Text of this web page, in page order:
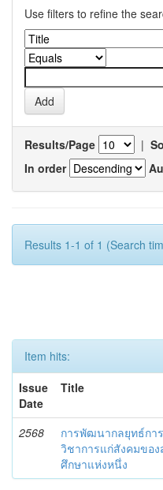
Use filters to refine the
Results/Page |
In order
Results 1-1 of 1 (Search
Item hits:
Issue
Date
Title
2568
การพัฒนากลยุทธ์กา
วิชาการแก่สังคมขอ
ศึกษาแห่งหนึ่ง